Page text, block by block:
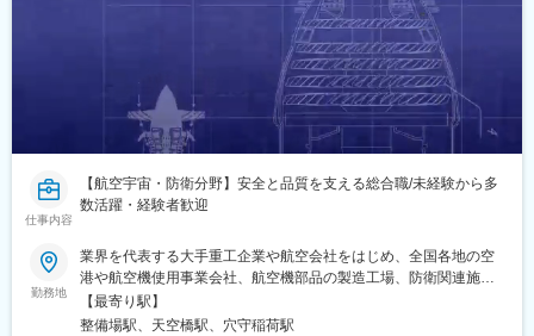
仕事内容
【航空宇宙・防衛分野】安全と品質を支える総合職/未経験から多
数活躍・経験者歓迎
勤務地
業界を代表する大手重工企業や航空会社をはじめ、全国各地の空
港や航空機使用事業会社、航空機部品の製造工場、防衛関連施設
などで勤務可能★関東・東海・近畿エリア積極採用中《エリア別
プロジェクト例》■東京、神奈川、千葉、埼玉、茨城、栃木航空
【最寄り駅】
整備場駅、天空橋駅、穴守稲荷駅